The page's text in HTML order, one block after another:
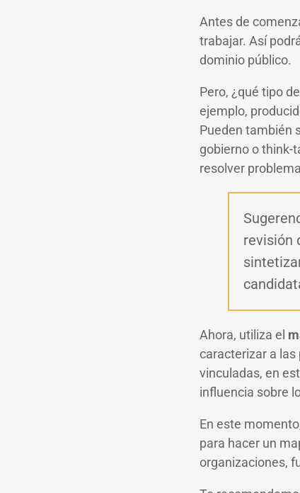
Antes de
trabajar. Así
dominio público.
Pero, ¿qué tipo
ejemplo,
Pueden también
gobierno o think-
resolver
revisión
Ahora, utiliza el
caracterizar a
vinculadas, en
influencia sobre
En este
para hacer un
organizaciones,